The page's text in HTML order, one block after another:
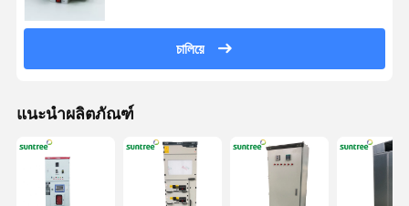
চালিয়ে
แนะนำผลิตภัณฑ์